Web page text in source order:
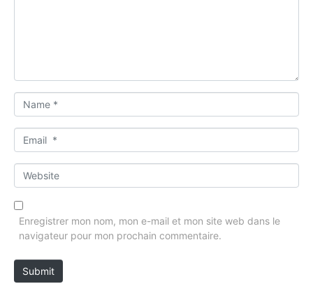
a
m
m
a
*
e
b
s
e
Enregistrer mon nom, mon e-mail et mon site web dans le
navigateur pour mon prochain commentaire.
Submit